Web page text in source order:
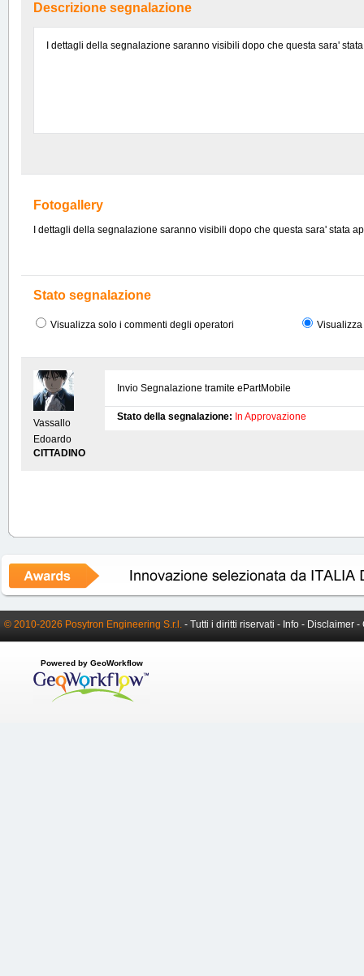
Descrizione segnalazione
I dettagli della segnalazione saranno visibili dopo che questa sara'
Fotogallery
I dettagli della segnalazione saranno visibili dopo che questa sara' stata
Stato segnalazione
Visualizza solo i commenti degli operatori Visualizza
Vassallo
Edoardo
CITTADINO
Invio Segnalazione tramite ePartMobile
Stato della segnalazione: In Approvazione
© 2010-2026 Posytron Engineering S.r.l. - Tutti i diritti riservati - Info - Disclaimer -
Powered by GeoWorkflow